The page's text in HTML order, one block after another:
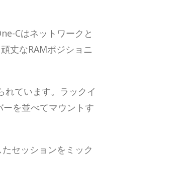
Cはネットワークと
丈なRAMポジショニ
れています。ラックイ
を並べてマウントす
セッションをミック